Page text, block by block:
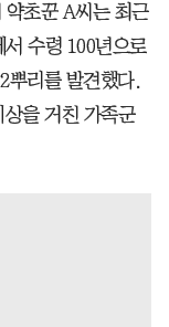
약초꾼 A씨는 최근
수령 100년으로
뿌리를 발견했다.
을 거친 가족군